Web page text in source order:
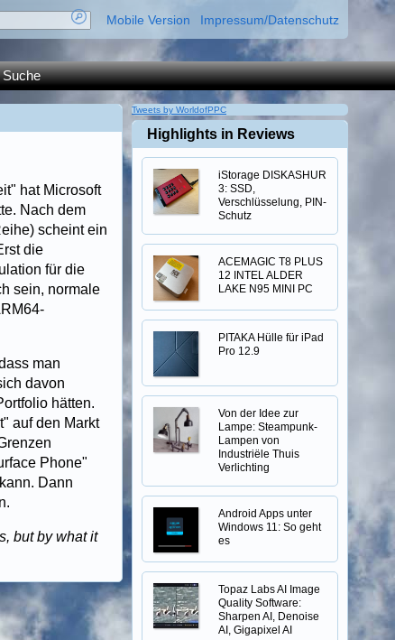
Mobile Version Impressum/Datenschutz
Suche
hat Microsoft
Nach dem
scheint ein
die
für die
sein, normale
man
davon
hätten.
auf den Markt
Phone"
Dann
but by what it
Tweets by WorldofPPC
Highlights in Reviews
iStorage DISKASHUR
3: SSD,
Verschlüsselung, PIN-
Schutz
ACEMAGIC T8 PLUS
12 INTEL ALDER
LAKE N95 MINI PC
PITAKA Hülle für iPad
Pro 12.9
Von der Idee zur
Lampe: Steampunk-
Lampen von
Industriële Thuis
Verlichting
Android Apps unter
Windows 11: So geht
es
Topaz Labs AI Image
Quality Software:
Sharpen AI, Denoise
AI, Gigapixel AI